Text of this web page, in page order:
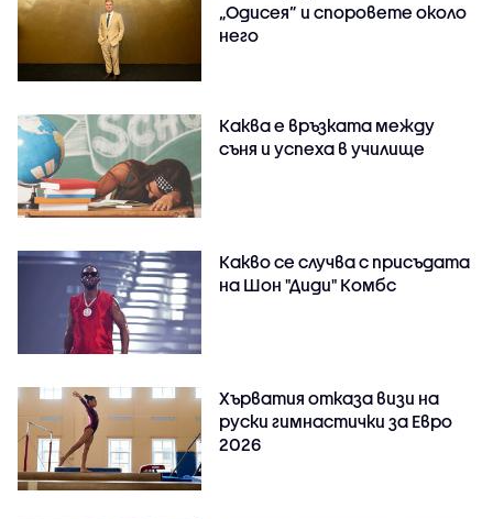
„Одисея” и споровете около
него
Каква е връзката между
съня и успеха в училище
Какво се случва с присъдата
на Шон "Диди" Комбс
Хърватия отказа визи на
руски гимнастички за Евро
2026